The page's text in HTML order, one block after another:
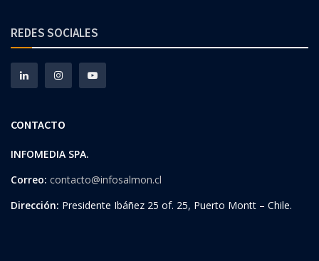
REDES SOCIALES
CONTACTO
INFOMEDIA SPA.
Correo: contacto@infosalmon.cl
Dirección: Presidente Ibáñez 25 of. 25, Puerto Montt – Chile.